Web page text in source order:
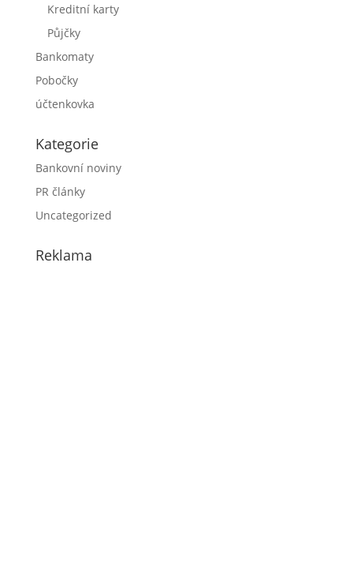
Kreditní karty
Půjčky
Bankomaty
Pobočky
účtenkovka
Kategorie
Bankovní noviny
PR články
Uncategorized
Reklama